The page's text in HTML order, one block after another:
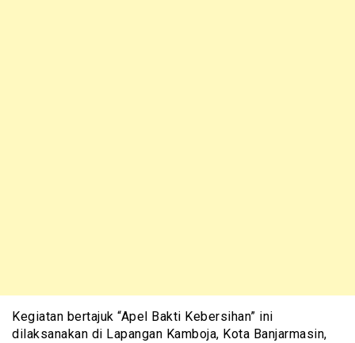
Kegiatan bertajuk “Apel Bakti Kebersihan” ini
dilaksanakan di Lapangan Kamboja, Kota Banjarmasin,